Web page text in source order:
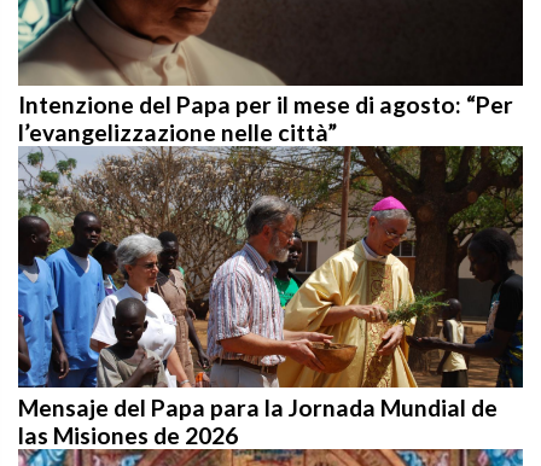
Intenzione del Papa per il mese di agosto: “Per
l’evangelizzazione nelle città”
Mensaje del Papa para la Jornada Mundial de
las Misiones de 2026